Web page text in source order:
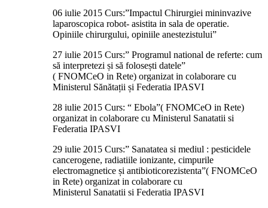
06 iulie 2015 Curs:”Impactul Chirurgiei mininvazive
laparoscopica robot- asistita in sala de operatie.
Opiniile chirurgului, opiniile anestezistului”
27 iulie 2015 Curs:” Programul national de referte: cum
să interpretezi și să folosești datele”
( FNOMCeO in Rete) organizat in colaborare cu
Ministerul Sănătații și Federatia IPASVI
28 iulie 2015 Curs: “ Ebola”( FNOMCeO in Rete)
organizat in colaborare cu Ministerul Sanatatii si
Federatia IPASVI
29 iulie 2015 Curs:” Sanatatea si mediul : pesticidele
cancerogene, radiatiile ionizante, cimpurile
electromagnetice și antibioticorezistenta”( FNOMCeO
in Rete) organizat in colaborare cu
Ministerul Sanatatii si Federatia IPASVI